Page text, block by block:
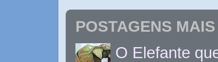
POSTAGENS
O Elefante